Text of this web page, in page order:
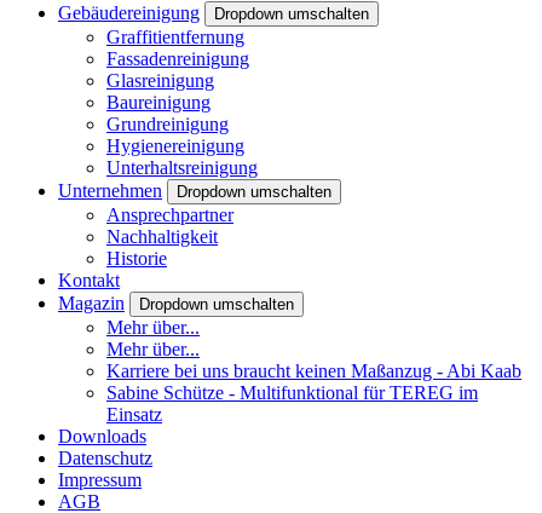
Gebäudereinigung
Dropdown umschalten
Graffitientfernung
Fassadenreinigung
Glasreinigung
Baureinigung
Grundreinigung
Hygienereinigung
Unterhaltsreinigung
Unternehmen
Dropdown umschalten
Ansprechpartner
Nachhaltigkeit
Historie
Kontakt
Magazin
Dropdown umschalten
Mehr über...
Mehr über...
Karriere bei uns braucht keinen Maßanzug - Abi Kaab
Sabine Schütze - Multifunktional für TEREG im
Einsatz
Downloads
Datenschutz
Impressum
AGB